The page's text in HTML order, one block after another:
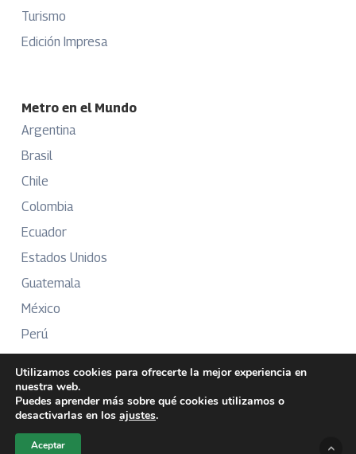
Turismo
Edición Impresa
Metro en el Mundo
Argentina
Brasil
Chile
Colombia
Ecuador
Estados Unidos
Guatemala
México
Perú
Más Información
Sobre Nosotros
Utilizamos cookies para ofrecerte la mejor experiencia en
nuestra web.
Puedes aprender más sobre qué cookies utilizamos o
desactivarlas en los ajustes.
Aceptar